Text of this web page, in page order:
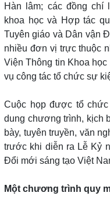
Hàn lâm; các đồng chí
khoa học và Hợp tác
Tuyên giáo và Dân vận
nhiều đơn vị trực thuộc
Viện Thông tin Khoa
vụ công tác tổ chức sự
Cuộc họp được tổ
dung chương trình, kịch
bày, tuyên truyền, văn
trước khi diễn ra Lễ Kỷ
Đổi mới sáng tạo Việt
Một chương trình quy